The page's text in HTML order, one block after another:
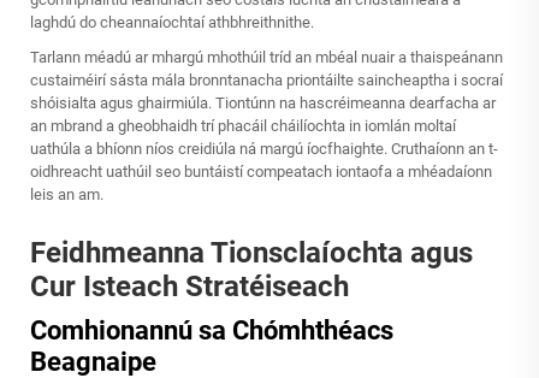
laghdú do cheannaíochtaí athbhreithnithe.
Tarlann méadú ar mhargú mhothúil tríd an mbéal nuair a thaispeánann
custaiméirí sásta mála bronntanacha priontáilte saincheaptha i socraí
shóisialta agus ghairmiúla. Tiontúnn na hascréimeanna dearfacha ar
an mbrand a gheobhaidh trí phacáil cháilíochta in iomlán moltaí
uathúla a bhíonn níos creidiúla ná margú íocfhaighte. Cruthaíonn an t-
oidhreacht uathúil seo buntáistí compeatach iontaofa a mhéadaíonn
leis an am.
Feidhmeanna Tionsclaíochta agus
Cur Isteach Stratéiseach
Comhionannú sa Chómhthéacs
Beagnaipe